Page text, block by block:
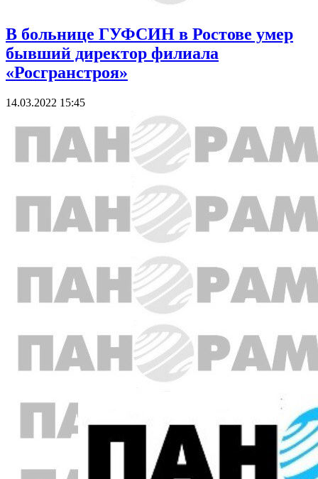
В больнице ГУФСИН в Ростове умер
бывший директор филиала
«Росгранстроя»
14.03.2022 15:45